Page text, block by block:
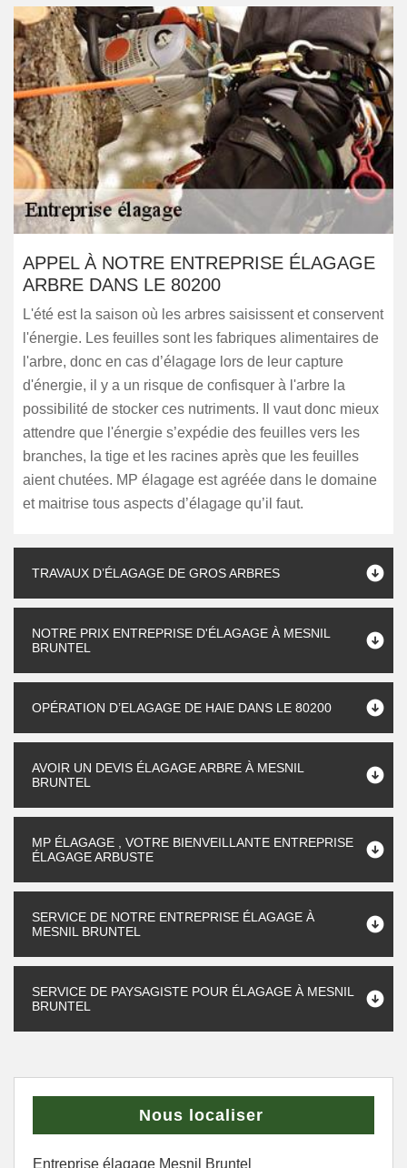
APPEL À NOTRE ENTREPRISE ÉLAGAGE
ARBRE DANS LE 80200
L'été est la saison où les arbres saisissent et conservent
l'énergie. Les feuilles sont les fabriques alimentaires de
l'arbre, donc en cas d’élagage lors de leur capture
d'énergie, il y a un risque de confisquer à l'arbre la
possibilité de stocker ces nutriments. Il vaut donc mieux
attendre que l'énergie s’expédie des feuilles vers les
branches, la tige et les racines après que les feuilles
aient chutées. MP élagage est agréée dans le domaine
et maitrise tous aspects d’élagage qu’il faut.
TRAVAUX D’ÉLAGAGE DE GROS ARBRES
NOTRE PRIX ENTREPRISE D'ÉLAGAGE À MESNIL
BRUNTEL
OPÉRATION D’ELAGAGE DE HAIE DANS LE 80200
AVOIR UN DEVIS ÉLAGAGE ARBRE À MESNIL
BRUNTEL
MP ÉLAGAGE , VOTRE BIENVEILLANTE ENTREPRISE
ÉLAGAGE ARBUSTE
SERVICE DE NOTRE ENTREPRISE ÉLAGAGE À
MESNIL BRUNTEL
SERVICE DE PAYSAGISTE POUR ÉLAGAGE À MESNIL
BRUNTEL
Nous localiser
Entreprise élagage Mesnil Bruntel